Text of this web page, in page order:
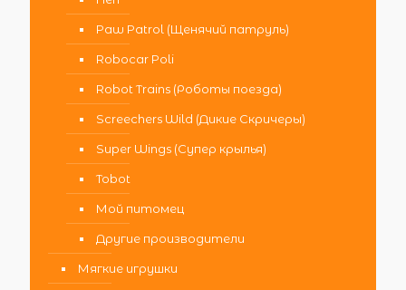
Paw Patrol (Щенячий патруль)
Robocar Poli
Robot Trains (Роботы поезда)
Screechers Wild (Дикие Скричеры)
Super Wings (Супер крылья)
Tobot
Мой питомец
Другие производители
Мягкие игрушки